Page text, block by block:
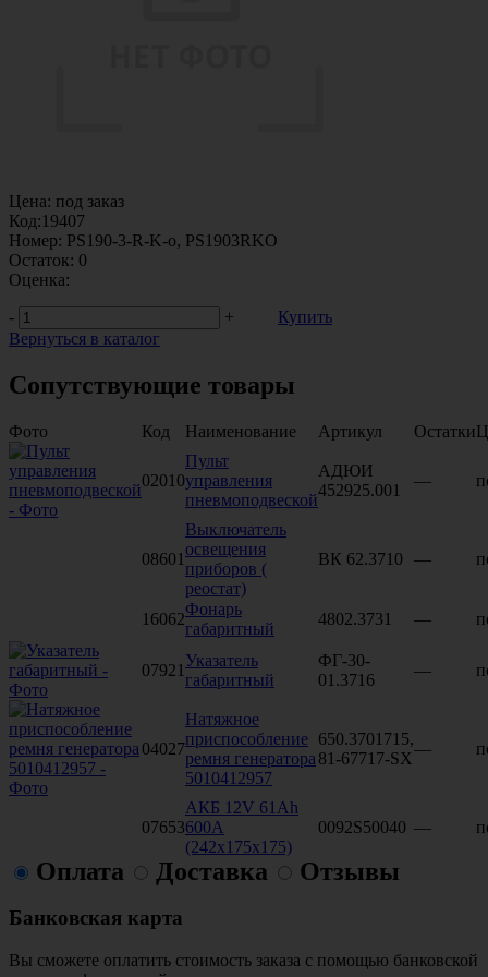
Цена: под заказ
Код:19407
Номер: PS190-3-R-K-o, PS1903RKO
Остаток: 0
Оценка:
-
+
Купить
Вернуться в каталог
Сопутствующие товары
Фото Код Наименование Артикул Остатки
02010
Пульт
управления
пневмоподвеской
АДЮИ
452925.001
—
08601
Выключатель
освещения
приборов (
реостат)
ВК 62.3710 —
16062
Фонарь
габаритный
4802.3731 —
07921
Указатель
габаритный
ФГ-30-
01.3716
—
04027
Натяжное
приспособление
ремня генератора
5010412957
650.3701715,
81-67717-SX
—
07653
АКБ 12V 61Аh
600А
(242х175х175)
0092S50040 —
Оплата Доставка Отзывы
Банковская карта
Вы сможете оплатить стоимость заказа с помощью банковской